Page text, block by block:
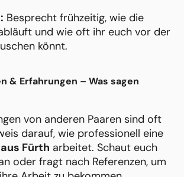
Besprecht frühzeitig, wie die
und wie oft ihr euch vor der
könnt.
& Erfahrungen – Was sagen
von anderen Paaren sind oft
darauf, wie professionell eine
Fürth arbeitet. Schaut euch
oder fragt nach Referenzen, um